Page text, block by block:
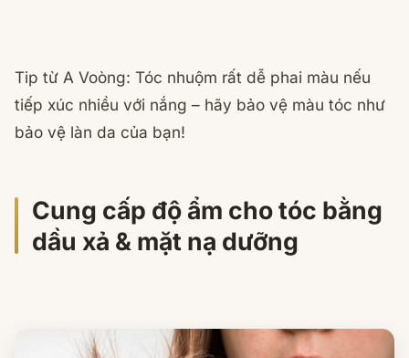
Tip từ A Voòng: Tóc nhuộm rất dễ phai màu nếu
tiếp xúc nhiều với nắng – hãy bảo vệ màu tóc như
bảo vệ làn da của bạn!
Cung cấp độ ẩm cho tóc bằng
dầu xả & mặt nạ dưỡng